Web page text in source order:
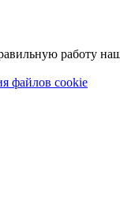
работу
файлов cookie